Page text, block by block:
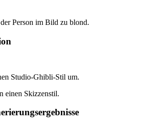
Person im Bild zu blond.
Studio-Ghibli-Stil um.
einen Skizzenstil.